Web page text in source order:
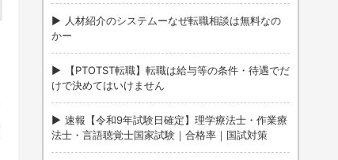
人材紹介のシステムーなぜ転職相談は無料なの
かー
【PTOTST転職】転職は給与等の条件・待遇でだ
けで決めてはいけません
速報【令和9年試験日確定】理学療法士・作業療
法士・言語聴覚士国家試験｜合格率｜国試対策